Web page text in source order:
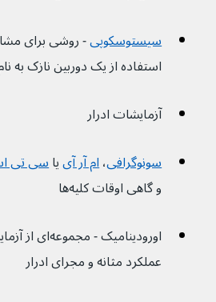
سیستوسکوپی - روشی برای
استفاده از یک دوربین نازک
آزمایشات ادرار
سونوگرافی، ام آر آییا سی تی
و گاهی اوقات کلیه‌ها
اورودینامیک -
عملکرد مثانه و مجرای ادرار